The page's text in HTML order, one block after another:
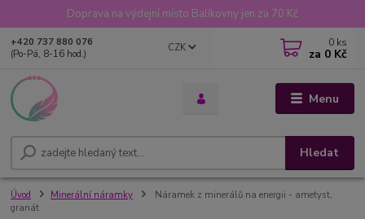
Doprava na výdejní místo Balíkovny jen za 70 Kč
Menu
CZK
Hledat
+420 737 880 076
(Po-Pá, 8-16 hod.)
0 ks
za 0 Kč
Úvod Minerální náramky
Náramek z minerálů na energii - ametyst,
granát